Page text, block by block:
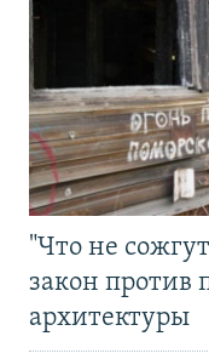
"Что не
закон против
архитектуры